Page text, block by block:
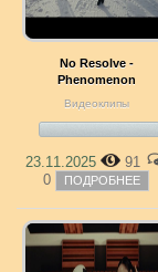
No Resolve -
Phenomenon
Видеоклипы
23.11.2025
91
0
ПОДРОБНЕЕ